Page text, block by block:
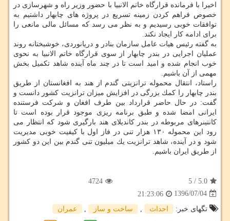
اخیرا با فرمانده قرارگاه خاتم الانبیا با حضور وزیر راه و شهرسازی در
خصوص فراهم كردن زمینه تسریع در پروژه های چابهار داشتیم به
توافقات خوبی رسیدیم و به نظر می رسد كه مسائل مالی مانعی را
برای ادامه كار ایجاد نكند.
به گفته رئیس هیات عامل سازمان بنادر و دریانوردی، خوشبختانه روند
عملیان اجرایی در بندر چابهار از سوی قرارگاه خاتم الانبیا به نحوی
خوب انجام شده و امید است تا در چند ماه آینده شاهد تكمیل بخش
مهمی از آن باشیم.
راستاد، انتقال محموله ترانزیتی گندم از هند به افغانستان از طریق
بندر چابهار را كمك بزرگی در افزایش میزان ترانزیت كشور دانست و
گفت: در حال حاضر قرارداد بین طرف افغان و شركت فرستنده
ایرانی امضا شده و طبق برنامه ریزی موجود قرار بوده است تا
كانتینرهای مربوطه در بندر كاندیلای هند بارگیری شود كه انتظار می
رود این محموله ۱۳۰ هزار تنی در فاز اول با كیفیت خوبی مدیریت
شود و در آینده، شاهد ترانزیت یك میلیون تنی گندم بین این دو كشور
از طریق ایران باشیم.
5.0
/
5
4724
1396/07/04
21:23:06
تگهای خبر:
احداث ساخت و ساز عمران